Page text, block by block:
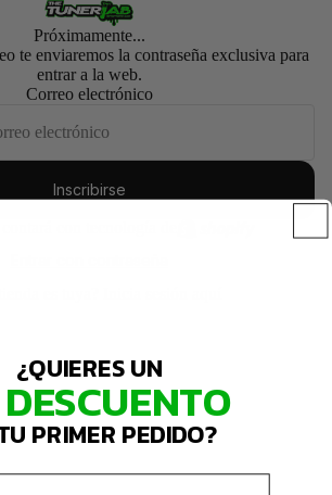
Próximamente...
te enviaremos la contraseña exclusiva para
entrar a la web.
Correo electrónico
Inscribirse
¿QUIERES UN
PRIMER PEDIDO?